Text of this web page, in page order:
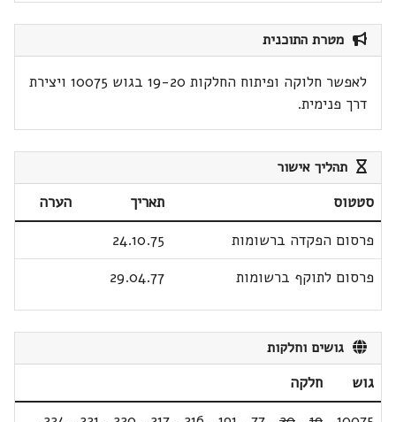
מטרת התוכנית
לאפשר חלוקה ופיתוח החלקות 19-20 בגוש 10075 ויצירת
דרך פנימית.
תהליך אישור
סטטוס תאריך
הערה
פרסום הפקדה ברשומות
24.10.75
פרסום לתוקף ברשומות
29.04.77
גושים וחלקות
גוש
חלקה